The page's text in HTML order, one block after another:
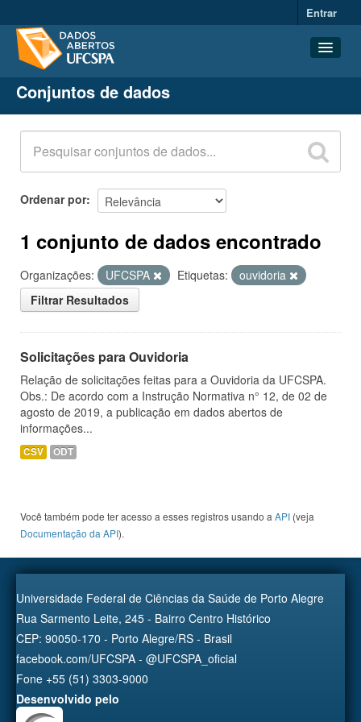
Entrar
Conjuntos de dados
Organizações
Grupos
Sobre
Conjuntos de dados
Ordenar por
1 conjunto de dados encontrado
Organizações: UFCSPA Etiquetas:
ouvidoria
Filtrar Resultados
Solicitações para Ouvidoria
Relação de solicitações feitas para a Ouvidoria da UFCSPA.
Obs.: De acordo com a Instrução Normativa n° 12, de 02 de
agosto de 2019, a publicação em dados abertos de
informações...
CSV ODT
Você também pode ter acesso a esses registros usando a API (veja
Documentação da API).
Universidade Federal de Ciências da Saúde de Porto Alegre
Rua Sarmento Leite, 245 - Bairro Centro Histórico
CEP: 90050-170 - Porto Alegre/RS - Brasil
facebook.com/UFCSPA - @UFCSPA_oficial
Fone +55 (51) 3303-9000
Desenvolvido pelo